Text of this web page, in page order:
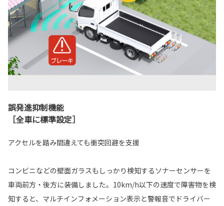
誤発進抑制機能
［全車に標準設定］
アクセルを踏み間違えても衝突回避を支援
コンビニなどの壁面ガラスもしっかり検知するソナーセンサーを
車両前方・後方に装備しました。10km/h以下の速度で障害物を検
知すると、マルチインフォメーション表示と警報音でドライバー